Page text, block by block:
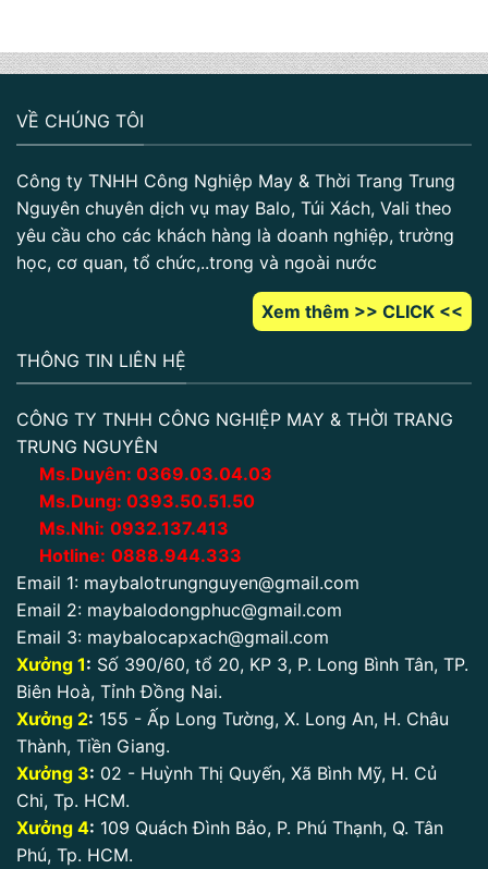
VỀ CHÚNG TÔI
Công ty TNHH Công Nghiệp May & Thời Trang Trung
Nguyên chuyên dịch vụ may Balo, Túi Xách, Vali theo
yêu cầu cho các khách hàng là doanh nghiệp, trường
học, cơ quan, tổ chức,..trong và ngoài nước
Xem thêm >> CLICK <<
THÔNG TIN LIÊN HỆ
CÔNG TY TNHH CÔNG NGHIỆP MAY & THỜI TRANG
TRUNG NGUYÊN
Ms.Duyên: 0369.03.04.03
Ms.Dung: 0393.50.51.50
Ms.Nhi: 0932.137.413
Hotline: 0888.944.333
Email 1: maybalotrungnguyen@gmail.com
Email 2: maybalodongphuc@gmail.com
Email 3: maybalocapxach@gmail.com
Xưởng 1: Số 390/60, tổ 20, KP 3, P. Long Bình Tân, TP.
Biên Hoà, Tỉnh Đồng Nai.
Xưởng 2: 155 - Ấp Long Tường, X. Long An, H. Châu
Thành, Tiền Giang.
Xưởng 3: 02 - Huỳnh Thị Quyến, Xã Bình Mỹ, H. Củ
Chi, Tp. HCM.
Xưởng 4: 109 Quách Đình Bảo, P. Phú Thạnh, Q. Tân
Phú, Tp. HCM.